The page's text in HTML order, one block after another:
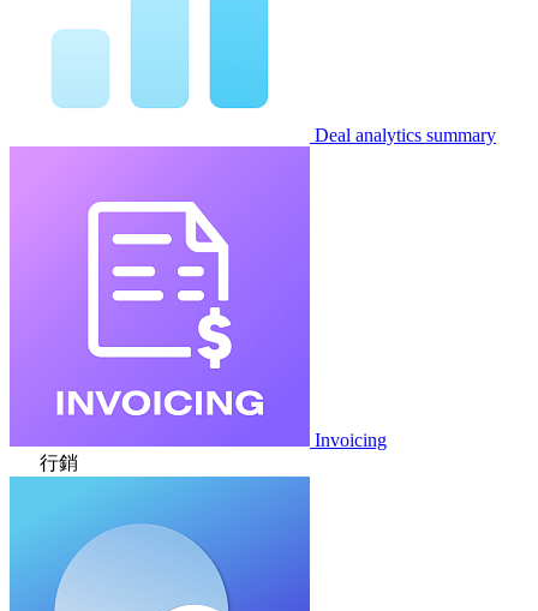
Deal analytics summary
Invoicing
行銷